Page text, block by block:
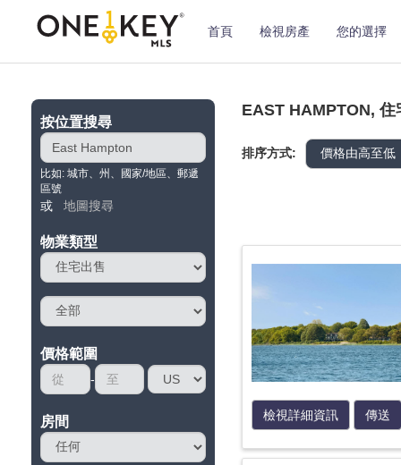
首頁 檢視房產 您的選擇
按位置搜尋
比如: 城市、州、國家/地區、郵遞
區號
或 地圖搜尋
物業類型
價格範圍
房間
EAST HAMPTON, 住
排序方式:
檢視詳細資訊 傳送